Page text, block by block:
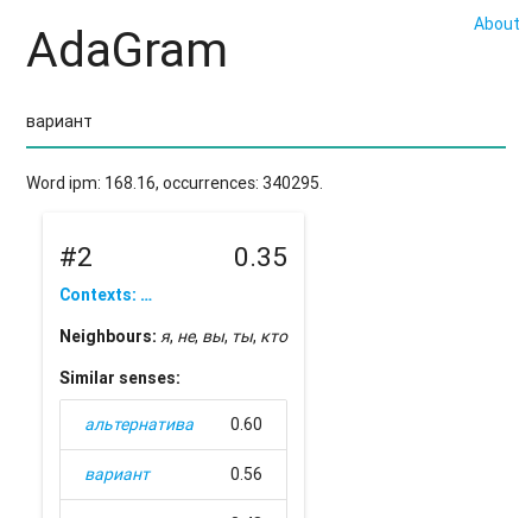
About
AdaGram
Word ipm: 168.16, occurrences: 340295.
#2 0.35
Contexts: …
Neighbours: я, не, вы, ты, кто
Similar senses:
альтернатива 0.60
вариант 0.56